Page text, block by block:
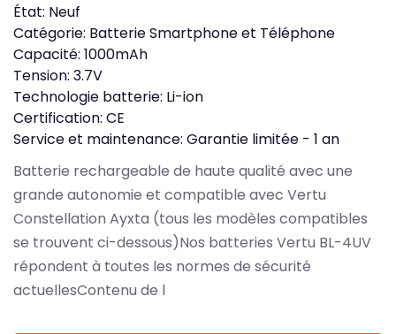
État: Neuf
Catégorie: Batterie Smartphone et Téléphone
Capacité: 1000mAh
Tension: 3.7V
Technologie batterie: Li-ion
Certification: CE
Service et maintenance: Garantie limitée - 1 an
Batterie rechargeable de haute qualité avec une
grande autonomie et compatible avec Vertu
Constellation Ayxta (tous les modèles compatibles
se trouvent ci-dessous)Nos batteries Vertu BL-4UV
répondent à toutes les normes de sécurité
actuellesContenu de l